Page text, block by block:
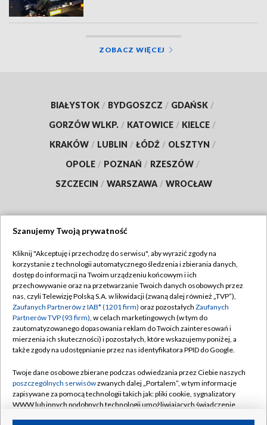
ZOBACZ WIĘCEJ
BIAŁYSTOK / BYDGOSZCZ / GDAŃSK /
GORZÓW WLKP. / KATOWICE / KIELCE /
KRAKÓW / LUBLIN / ŁÓDŹ / OLSZTYN /
OPOLE / POZNAŃ / RZESZÓW /
SZCZECIN / WARSZAWA / WROCŁAW
TVP
Abonament TVP
Emisja w TVP
Centrum informacji TVP
Naziemna Telewizja Cyfrowa
Rada Programowa
System NOS
Informacje o nadawcy
Regulamin TVP
Polityka prywatności
Moje zgody
Pomoc
Kontakt
Kanały
Szanujemy Twoją prywatność
Kliknij "Akceptuję i przechodzę do serwisu", aby wyrazić zgody na
korzystanie z technologii automatycznego śledzenia i zbierania danych,
dostęp do informacji na Twoim urządzeniu końcowym i ich
przechowywanie oraz na przetwarzanie Twoich danych osobowych przez
nas, czyli Telewizję Polską S.A. w likwidacji (zwaną dalej również „TVP”),
Zaufanych Partnerów z IAB* (1201 firm) oraz pozostałych Zaufanych
Partnerów TVP (93 firm), w celach marketingowych (w tym do
zautomatyzowanego dopasowania reklam do Twoich zainteresowań i
mierzenia ich skuteczności) i pozostałych, które wskazujemy poniżej, a
także zgody na udostępnianie przez nas identyfikatora PPID do Google.
Twoje dane osobowe zbierane podczas odwiedzania przez Ciebie naszych
poszczególnych serwisówzwanych dalej „Portalem”, w tym informacje
zapisywane za pomocą technologii takich jak: pliki cookie, sygnalizatory
WWW lub innych podobnych technologii umożliwiających świadczenie